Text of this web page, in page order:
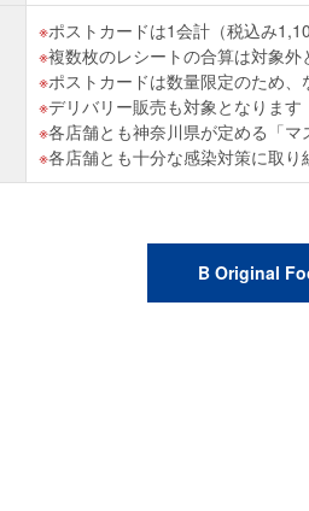
ポストカードは1会計（税込み
複数枚のレシートの合算は対象外
ポストカードは数量限定のため
デリバリー販売も対象となります
各店舗とも神奈川県が定める「
各店舗とも十分な感染対策に取
B Original